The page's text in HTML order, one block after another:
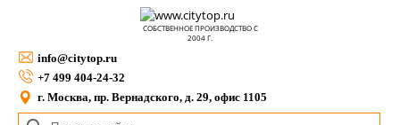
СОБСТВЕННОЕ ПРОИЗВОДСТВО С
2004 Г.
info@citytop.ru
+7 499 404-24-32
г. Москва, пр. Вернадского, д. 29, офис 1105